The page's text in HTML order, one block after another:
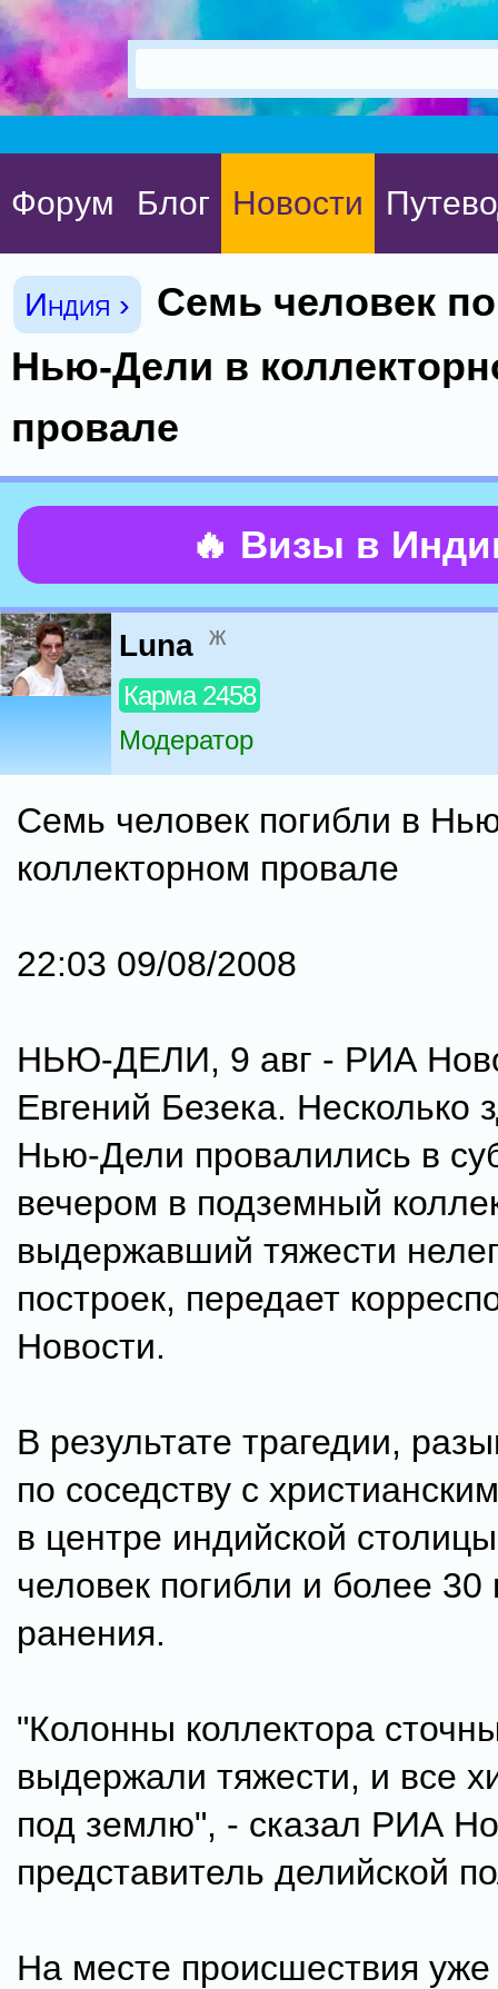
Форум Блог Новости
Индия ›
Семь человек
Нью-Дели в
провале
🔥 Визы в
Luna ж
Карма 2458
Модератор
Семь человек погибли в
коллекторном провале
22:03 09/08/2008
НЬЮ-ДЕЛИ, 9 авг - РИА
Евгений Безека. Несколько
Нью-Дели провалились в
вечером в подземный
выдержавший тяжести
построек, передает
Новости.
В результате трагедии,
по соседству с
в центре индийской
человек погибли и более 30
ранения.
"Колонны коллектора
выдержали тяжести, и все
под землю", - сказал РИА
представитель делийской
На месте происшествия уже